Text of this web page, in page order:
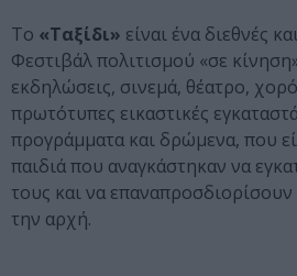
Το «Ταξίδι» είναι ένα διεθνές
Φεστιβάλ πολιτισμού «σε
εκδηλώσεις, σινεμά, θέατρο,
πρωτότυπες εικαστικές
προγράμματα και δρώμενα, που
παιδιά που αναγκάστηκαν να
τους και να
την αρχή.